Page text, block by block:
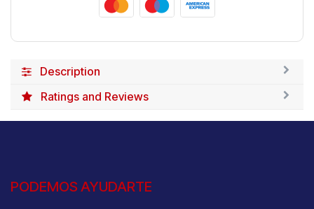
Description
Ratings and Reviews
PODEMOS AYUDARTE